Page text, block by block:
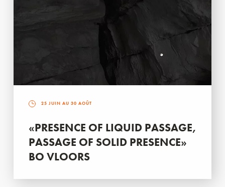
25 JUIN AU 30 AOÛT
«PRESENCE OF LIQUID PASSAGE,
PASSAGE OF SOLID PRESENCE»
BO VLOORS